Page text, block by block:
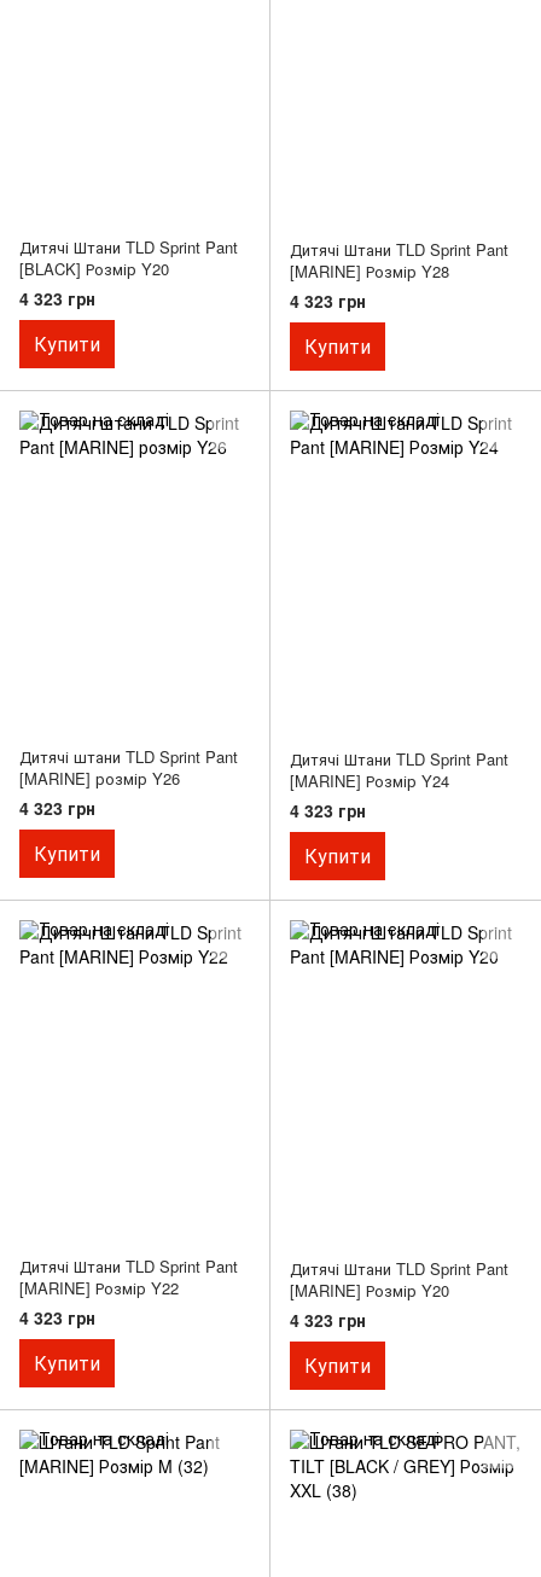
Дитячі Штани TLD Sprint Pant
[BLACK] Розмір Y20
4 323 грн
Купити
Дитячі Штани TLD Sprint Pant
[MARINE] Розмір Y28
4 323 грн
Купити
Дитячі штани TLD Sprint Pant
[MARINE] розмір Y26
4 323 грн
Купити
Дитячі Штани TLD Sprint Pant
[MARINE] Розмір Y24
4 323 грн
Купити
Дитячі Штани TLD Sprint Pant
[MARINE] Розмір Y22
4 323 грн
Купити
Дитячі Штани TLD Sprint Pant
[MARINE] Розмір Y20
4 323 грн
Купити